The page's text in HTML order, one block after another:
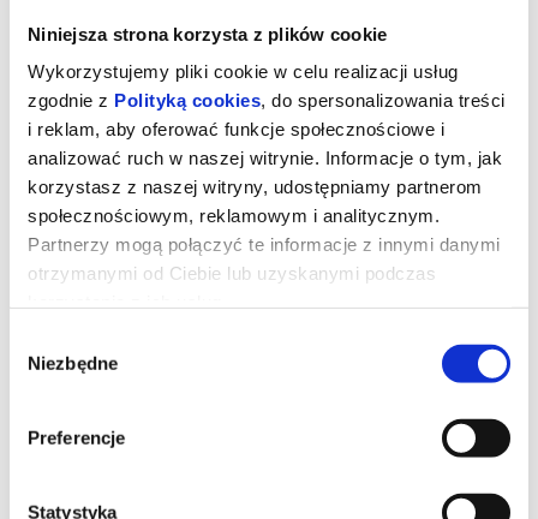
Niniejsza strona korzysta z plików cookie
Wykorzystujemy pliki cookie w celu realizacji usług
zgodnie z Polityką cookies, do spersonalizowania treści
i reklam, aby oferować funkcje społecznościowe i
analizować ruch w naszej witrynie. Informacje o tym, jak
korzystasz z naszej witryny, udostępniamy partnerom
społecznościowym, reklamowym i analitycznym.
Partnerzy mogą połączyć te informacje z innymi danymi
otrzymanymi od Ciebie lub uzyskanymi podczas
zgody
Niezbędne
Preferencje
Statystyka
Dwadzieścia lat po stworzeniu kultowych ról Mirandy, Andy’ego,
Emily i Nigela Meryl Streep, Anne Hathaway, Emily Blunt i Stanley
eleganckich biur magazynu Runway w filmie „Diabeł ubiera się u
Prady 2” wytwórni 20th Century Studios, długo oczekiwanej